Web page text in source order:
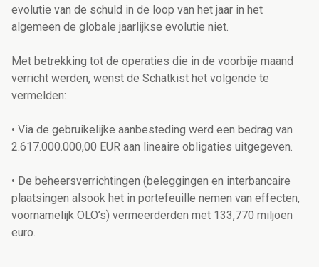
evolutie van de schuld in de loop van het jaar in het
algemeen de globale jaarlijkse evolutie niet.
Met betrekking tot de operaties die in de voorbije maand
verricht werden, wenst de Schatkist het volgende te
vermelden:
• Via de gebruikelijke aanbesteding werd een bedrag van
2.617.000.000,00 EUR aan lineaire obligaties uitgegeven.
• De beheersverrichtingen (beleggingen en interbancaire
plaatsingen alsook het in portefeuille nemen van effecten,
voornamelijk OLO’s) vermeerderden met 133,770 miljoen
euro.